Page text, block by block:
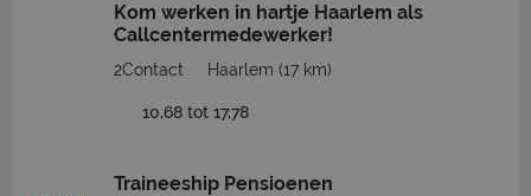
Kom werken in hartje Haarlem als
Callcentermedewerker!
2Contact Haarlem (17 km)
10,68 tot 17,78
Traineeship Pensioenen